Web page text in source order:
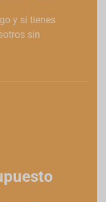
y si tienes
sin